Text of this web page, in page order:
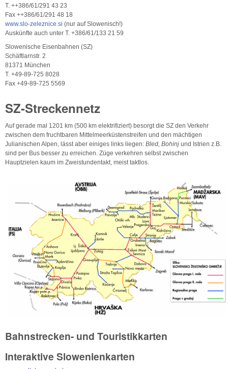
T. ++386/61/291 43 23
Fax ++386/61/291 48 18
www.slo-zeleznice.si (nur auf Slowenisch!)
Auskünfte auch unter T. +386/61/133 21 59
Slowenische Eisenbahnen (SZ)
Schäftlarnstr. 2
81371 München
T. +49-89-725 8028
Fax +49-89-725 5569
SZ-Streckennetz
Auf gerade mal 1201 km (500 km elektrifiziert) besorgt die SZ den Verkehr
zwischen dem fruchtbaren Mittelmeerküstenstreifen und den mächtigen
Julianischen Alpen, lässt aber einiges links liegen: Bled, Bohinj und Istrien z.B.
sind per Bus besser zu erreichen. Züge verkehren selbst zwischen
Hauptzielen kaum im Zweistundentakt, meist taktlos.
Bahnstrecken- und Touristikkarten
Interaktive Slowenienkarten